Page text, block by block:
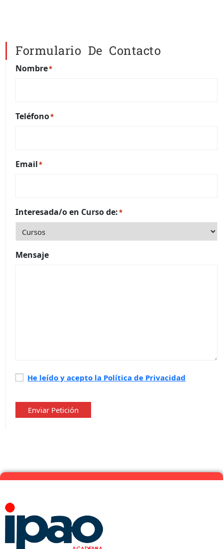
Formulario De Contacto
Nombre*
Teléfono*
Email*
Interesada/o en Curso de:*
Mensaje
Política
privacidad*
He leído y acepto la Política de Privacidad
Enviar Petición